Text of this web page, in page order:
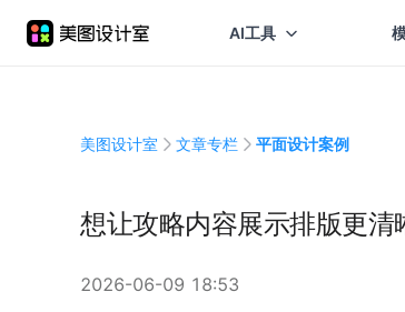
AI工具
美图设计室 文章专栏 平面设计案例
想让攻略内容展示排版更
2026-06-09 18:53